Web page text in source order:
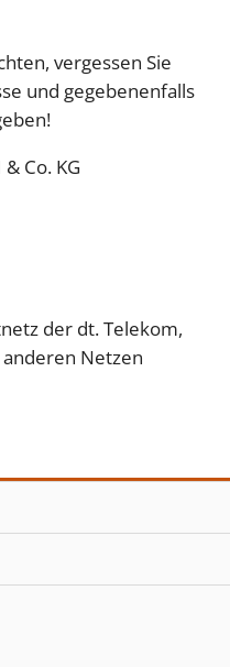
vergessen Sie
und gegebenenfalls
Co. KG
der dt. Telekom,
Netzen